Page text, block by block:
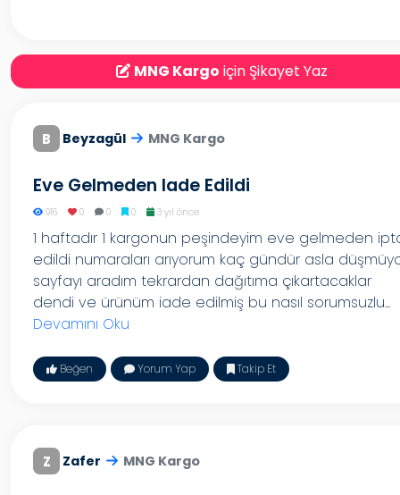
MNG Kargo için Şikayet Yaz
B Beyzagül MNG Kargo
Eve Gelmeden Iade Edildi
916 0 0 0 3 yıl önce
1 haftadır 1 kargonun peşindeyim eve gelmeden
edildi numaraları arıyorum kaç gündür asla
sayfayı aradım tekrardan dağıtıma çıkartacaklar
dendi ve ürünüm iade edilmiş bu nasıl sorumsuzlu...
Devamını Oku
Beğen Yorum Yap Takip Et
Z Zafer MNG Kargo